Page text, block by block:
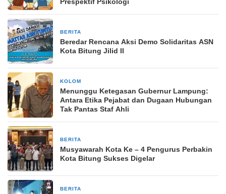
Prespektif Psikologi
BERITA
Beredar Rencana Aksi Demo Solidaritas ASN
Kota Bitung Jilid II
KOLOM
Menunggu Ketegasan Gubernur Lampung:
Antara Etika Pejabat dan Dugaan Hubungan
Tak Pantas Staf Ahli
BERITA
Musyawarah Kota Ke – 4 Pengurus Perbakin
Kota Bitung Sukses Digelar
BERITA